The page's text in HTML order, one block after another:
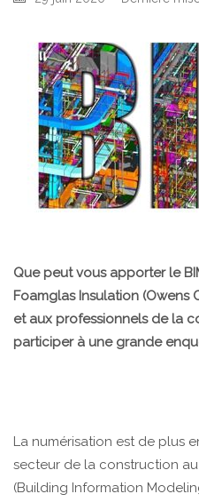
Que peut vous apporter le
Foamglas Insulation
et aux professionnels de la
participer à une grande
La numérisation est de plus
secteur de la construction au
(Building Information